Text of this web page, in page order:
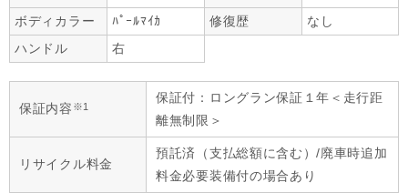
ボディカラー
ﾊﾟｰﾙﾏｲｶ 修復歴
なし
ハンドル
右
保証内容 ※1
保証付：ロングラン保証１年＜走行距
離無制限＞
リサイクル料金
預託済（支払総額に含む）/廃車時追加
料金必要装備付の場合あり